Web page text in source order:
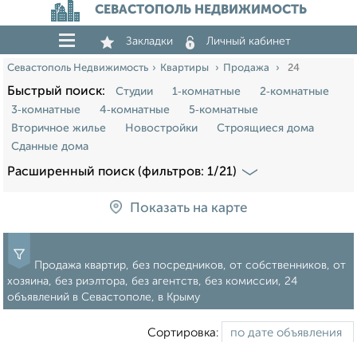
СЕВАСТОПОЛЬ НЕДВИЖИМОСТЬ
Закладки Личный кабинет
Севастополь Недвижимость Квартиры Продажа 24
Быстрый поиск: Студии 1‑комнатные
2‑комнатные
3‑комнатные
4‑комнатные
5‑комнатные
Вторичное жилье
Новостройки
Строящиеся дома
Сданные дома
Расширенный поиск (фильтров: 1/21)
Показать на карте
Продажа квартир, без посредников, от собственников, от
хозяина, без риэлтора, без агентств, без комиссии, 24
объявлений в Севастополе, в Крыму
Сортировка: